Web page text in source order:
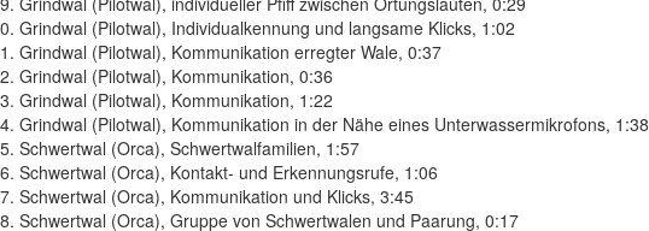
Grindwal (Pilotwal), Individualkennung und langsame Klicks, 1:02
Grindwal (Pilotwal), Kommunikation erregter Wale, 0:37
Grindwal (Pilotwal), Kommunikation, 0:36
Grindwal (Pilotwal), Kommunikation, 1:22
Grindwal (Pilotwal), Kommunikation in der Nähe eines Unterwassermikrofons, 1:38
Schwertwal (Orca), Schwertwalfamilien, 1:57
Schwertwal (Orca), Kontakt- und Erkennungsrufe, 1:06
Schwertwal (Orca), Kommunikation und Klicks, 3:45
Schwertwal (Orca), Gruppe von Schwertwalen und Paarung, 0:17